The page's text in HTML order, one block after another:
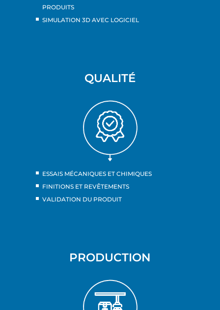
PRODUITS
SIMULATION 3D AVEC LOGICIEL
QUALITÉ
ESSAIS MÉCANIQUES ET CHIMIQUES
FINITIONS ET REVÊTEMENTS
VALIDATION DU PRODUIT
PRODUCTION